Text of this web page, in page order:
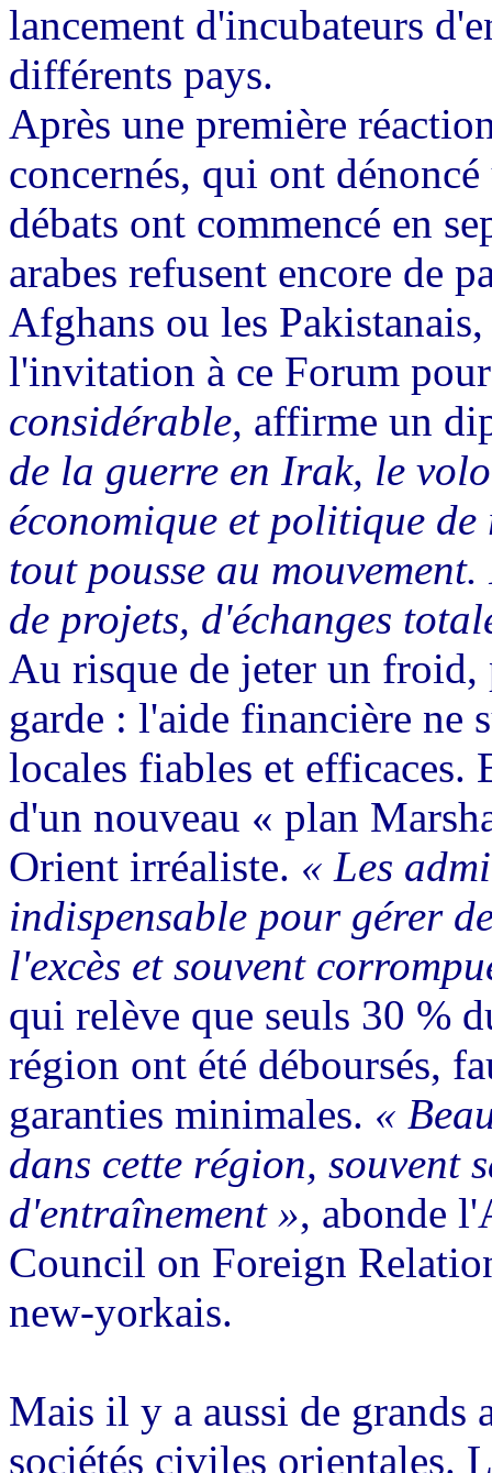
lancement d'incubateurs
différents pays.
Après une première
concernés, qui ont
débats ont commencé en
arabes refusent encore de
Afghans ou les
l'invitation à ce Forum
considérable, affirme un
de la guerre en Irak, le
économique et politique
tout pousse au
de projets, d'échanges
Au risque de jeter un froid,
garde : l'aide financière ne
locales fiables et efficaces.
d'un nouveau « plan
Orient irréaliste. « Les
indispensable pour gérer
l'excès et souvent
qui relève que seuls 30 %
région ont été déboursés,
garanties minimales. «
dans cette région, souvent
d'entraînement », abonde
Council on Foreign
new-yorkais.
Mais il y a aussi de grands
sociétés civiles orientales.